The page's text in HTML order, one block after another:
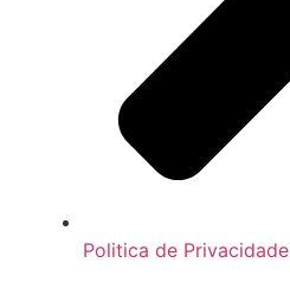
Politica de Privacidade